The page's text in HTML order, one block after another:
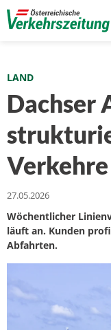
LAND
Dachser
27.05.2026
Wöchentlicher
läuft an. Kunden
Abfahrten.